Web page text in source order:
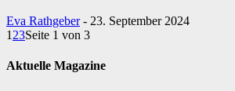
Eva Rathgeber - 23. September 2024
1 23Seite 1 von 3
Aktuelle Magazine